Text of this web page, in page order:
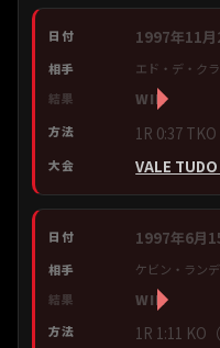
1997年11月
エド・デ・ク
WIN
1R 0:37
VALE
1997年6月
ケビン・ラン
WIN
1R 1:11 KO